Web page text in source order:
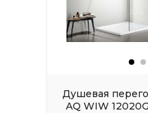
Душевая
AQ WIW